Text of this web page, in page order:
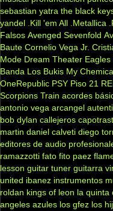
sebastian yatra the black
yandel .Kill 'em All .Metallica
Falsos Avenged Sevenfold
Baute Cornelio Vega Jr.
Mode Dream Theater Eagles
Banda Los Bukis My
OneRepublic PSY Piso 21
Scorpions Train acordes
antonio vega arcangel
bob dylan callejeros
martin daniel calveti diego
editores de audio
ramazzotti fato fito paez
lesson guitar tuner guitarra
united ibanez instrumentos
roldan kings of leon la quinta
angeles azules los gfez los